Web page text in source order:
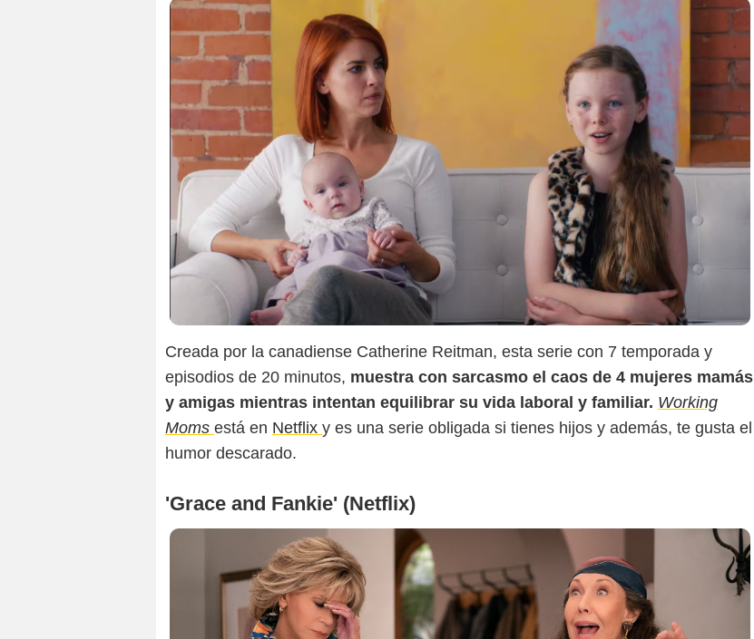
Creada por la canadiense Catherine Reitman, esta serie con 7 temporada y
episodios de 20 minutos, muestra con sarcasmo el caos de 4 mujeres mamás
y amigas mientras intentan equilibrar su vida laboral y familiar. Working
Moms está en Netflix y es una serie obligada si tienes hijos y además, te gusta el
humor descarado.
'Grace and Fankie' (Netflix)